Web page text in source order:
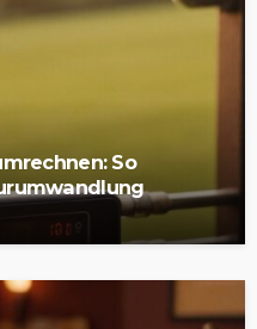
So